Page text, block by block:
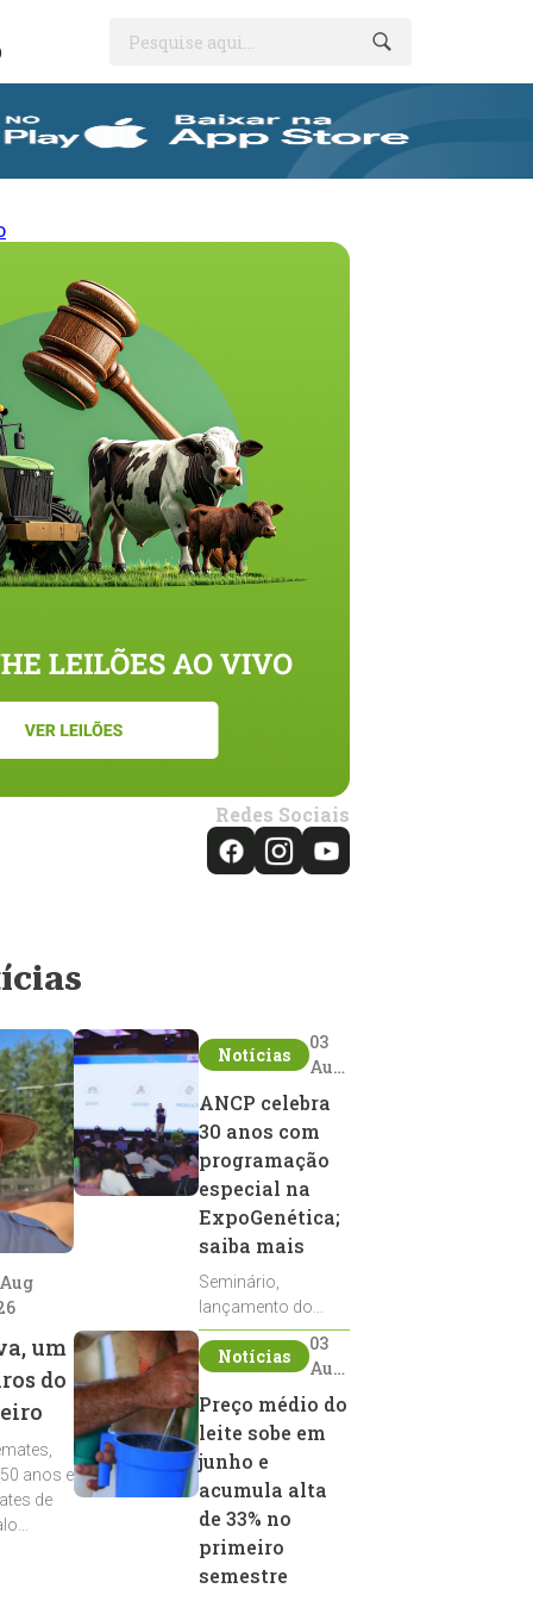
Pesquise aqui...
Redes Sociais
um
do
anos e
de
Notícias
03
Aug
ANCP celebra
30 anos com
programação
especial na
ExpoGenética;
saiba mais
Seminário,
lançamento do
Sumário de Touros,
debates, podcast,
reprodutores e
homenagens
integram a
programação da
entidade durante a
ExpoGenética 2026
Notícias
03
Aug
2026
Preço médio do
leite sobe em
junho e
acumula alta
de 33% no
primeiro
semestre